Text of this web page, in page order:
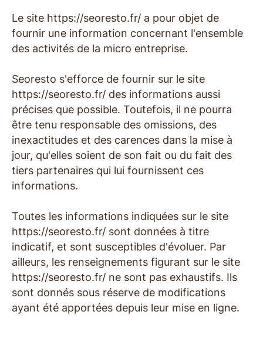
Le site https://seoresto.fr/ a pour objet de
fournir une information concernant l'ensemble
des activités de la micro entreprise.
Seoresto s'efforce de fournir sur le site
https://seoresto.fr/ des informations aussi
précises que possible. Toutefois, il ne pourra
être tenu responsable des omissions, des
inexactitudes et des carences dans la mise à
jour, qu'elles soient de son fait ou du fait des
tiers partenaires qui lui fournissent ces
informations.
Toutes les informations indiquées sur le site
https://seoresto.fr/ sont données à titre
indicatif, et sont susceptibles d'évoluer. Par
ailleurs, les renseignements figurant sur le site
https://seoresto.fr/ ne sont pas exhaustifs. Ils
sont donnés sous réserve de modifications
ayant été apportées depuis leur mise en ligne.